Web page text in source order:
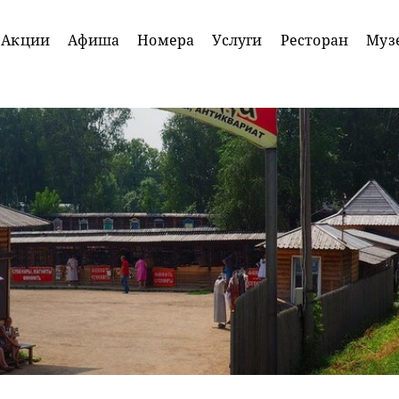
Акции Афиша Номера Услуги Ресторан
Акция
Для
именинников
Подробнее
Акция
Для
Подробнее